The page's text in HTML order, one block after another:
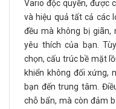
Vario độc quyền, được
và hiệu quả tất cả các
đều mà không bị giãn,
yêu thích của bạn.
chọn, cấu trúc bề mặt
khiển không đối xứng,
bạn đến trung tâm.
chỗ bẩn, mà còn đảm